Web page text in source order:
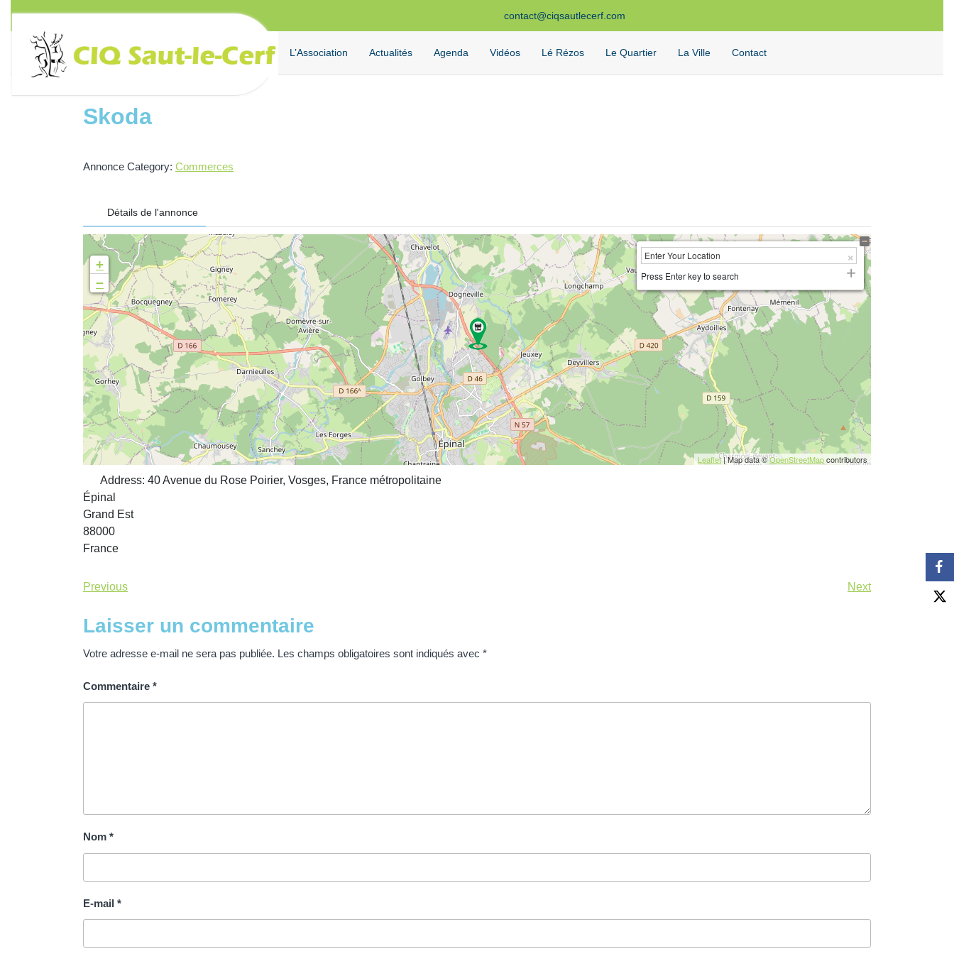
contenu
contact@ciqsautlecerf.com
L’Association Actualités Agenda Vidéos Lé Rézos Le Quartier La Ville Contact
Skoda
Annonce Category: Commerces
Détails de l'annonce
+
−
Press Enter key to search
Leaflet| Map data ©OpenStreetMapcontributors
Address:40 Avenue du Rose Poirier, Vosges, France métropolitaine
Épinal
Grand Est
88000
France
Previous Next
Laisser un commentaire
Votre adresse e-mail ne sera pas publiée. Les champs obligatoires sont indiqués avec *
Commentaire *
Nom *
E-mail *